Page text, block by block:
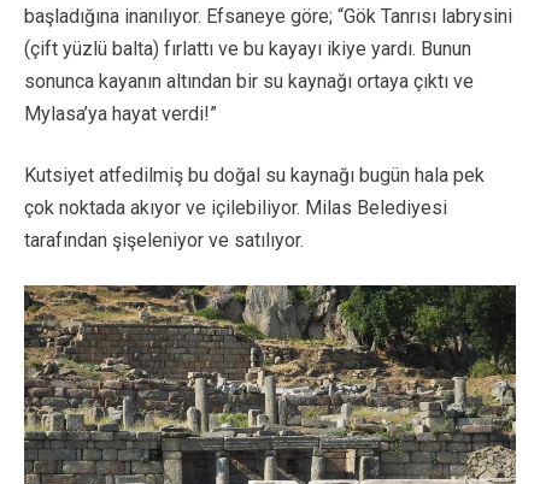
başladığına inanılıyor. Efsaneye göre; “Gök Tanrısı labrysini
(çift yüzlü balta) fırlattı ve bu kayayı ikiye yardı. Bunun
sonunca kayanın altından bir su kaynağı ortaya çıktı ve
Mylasa’ya hayat verdi!”
Kutsiyet atfedilmiş bu doğal su kaynağı bugün hala pek
çok noktada akıyor ve içilebiliyor. Milas Belediyesi
tarafından şişeleniyor ve satılıyor.